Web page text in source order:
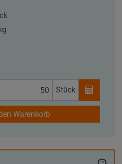
Stück
Warenkorb